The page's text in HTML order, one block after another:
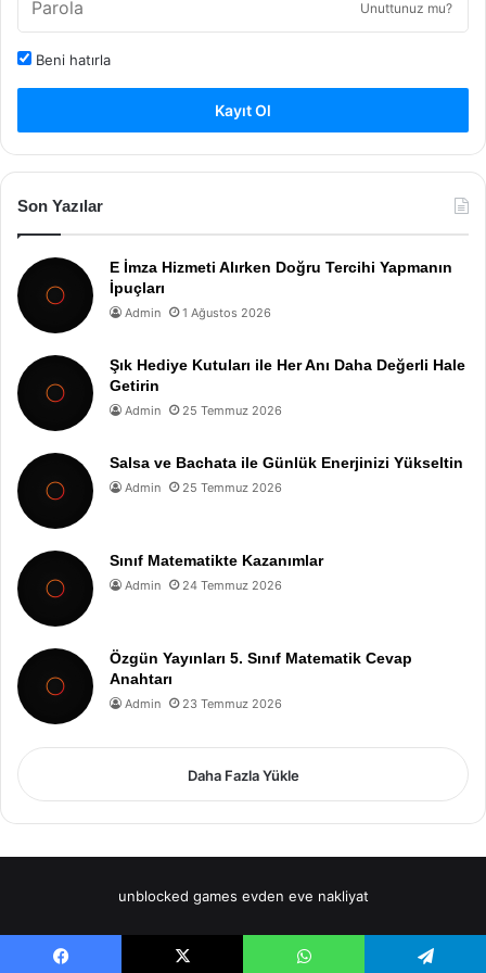
Unuttunuz mu?
Beni hatırla
Kayıt Ol
Son Yazılar
E İmza Hizmeti Alırken Doğru Tercihi Yapmanın
İpuçları
Admin 1 Ağustos 2026
Şık Hediye Kutuları ile Her Anı Daha Değerli Hale
Getirin
Admin 25 Temmuz 2026
Salsa ve Bachata ile Günlük Enerjinizi Yükseltin
Admin 25 Temmuz 2026
Sınıf Matematikte Kazanımlar
Admin 24 Temmuz 2026
Özgün Yayınları 5. Sınıf Matematik Cevap
Anahtarı
Admin 23 Temmuz 2026
Daha Fazla Yükle
unblocked games evden eve nakliyat